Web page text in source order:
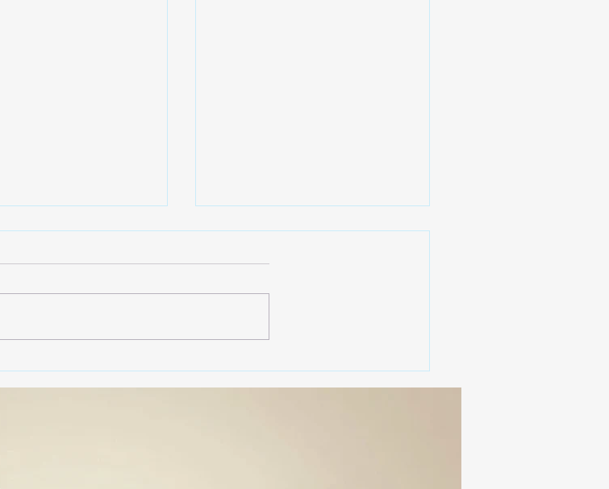
DE
ADMITE QUE
🚔💊 SSC ASEGURA MÁS DE
25 MIL DOSIS DE DROGA